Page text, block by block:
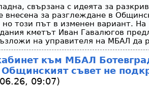
свързана с идеята за
внесена за разглеждане в
но този път в изменен вариант. На
кметът Иван Гавалюгов
на управителя на МБАЛ да
към МБАЛ
съвет не
09:07)